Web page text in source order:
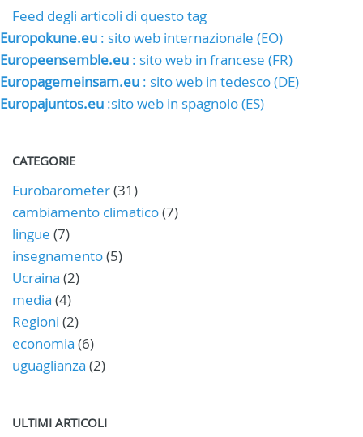
Feed degli articoli di questo tag
Europokune.eu : sito web internazionale (EO)
Europeensemble.eu : sito web in francese (FR)
Europagemeinsam.eu : sito web in tedesco (DE)
Europajuntos.eu :sito web in spagnolo (ES)
CATEGORIE
Eurobarometer(31)
cambiamento climatico(7)
lingue (7)
insegnamento(5)
Ucraina (2)
media (4)
Regioni (2)
economia (6)
uguaglianza (2)
ULTIMI ARTICOLI